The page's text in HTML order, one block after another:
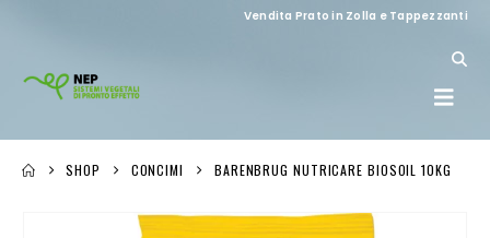
Vendita Prato in Zolla e Tappezzanti
SHOP CONCIMI BARENBRUG NUTRICARE BIOSOIL 10KG